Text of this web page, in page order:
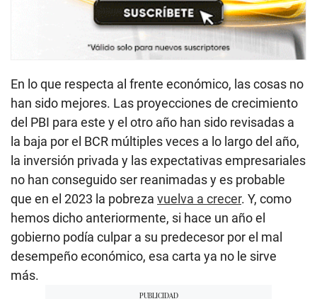
En lo que respecta al frente económico, las cosas no
han sido mejores. Las proyecciones de crecimiento
del PBI para este y el otro año han sido revisadas a
la baja por el BCR múltiples veces a lo largo del año,
la inversión privada y las expectativas empresariales
no han conseguido ser reanimadas y es probable
que en el 2023 la pobreza vuelva a crecer. Y, como
hemos dicho anteriormente, si hace un año el
gobierno podía culpar a su predecesor por el mal
desempeño económico, esa carta ya no le sirve
más.